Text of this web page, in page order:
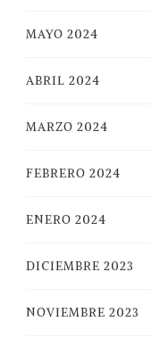
MAYO 2024
ABRIL 2024
MARZO 2024
FEBRERO 2024
ENERO 2024
DICIEMBRE 2023
NOVIEMBRE 2023